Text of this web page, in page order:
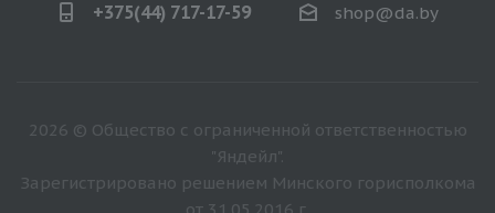
+375(44) 717-17-59 shop@da.by
2026 © Общество с ограниченной ответственностью
"Яндейл".
Зарегистрировано решением Минского горисполкома